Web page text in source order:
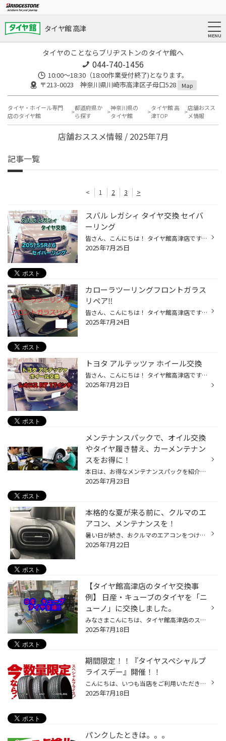
タイヤ館 高津
タイヤのことならブリヂストンのタイヤ館へ
044-740-1456
10:00～18:30（18:00作業受付終了)となります。
〒213-0023 神奈川県川崎市高津区子母口528
Map
タイヤ・ホイール専門
店のタイヤ館
都道府県か
ら探す
神奈川県の
タイヤ館
タイヤ館 高
津TOP
店舗おスス
メ情報
店舗おススメ情報 / 2025年7月
記事一覧
< 1 2 3 >
スバル レガシィ タイヤ交換 セイバ
ーリング
皆さん、こんにちは！ タイヤ館高津店です。 本日は、スバル レガシィのタイヤ交換をご紹介します。 交換前のタイヤは、溝は残っていますが少なめです。 年数経過もしています。 タイヤ交換の際に、車両からホイールを外したので ハブの防錆をします。 錆が発生していると、ボルトの欠損などにも繋...
2025年7月25日
カローラツーリングフロントガラス
リペア‼
皆さん、こんにちは！ タイヤ館高津店です 本日は、トヨタカローラツーリングのフロントガラスリペアです。 走っていた際に飛び石でフロントガラスに傷がついてしまい今回はリペア補修で直します。 当店ではフロントガラスのリペア補修を委託業者に行っておりますのでもしフロントガラスに飛び石な...
2025年7月24日
トヨタ アルテッツァ ホイール交換
皆さん、こんにちは！ タイヤ館高津店です 本日は、トヨタ アルテッツァのホイール交換です。 ホイールの劣化、メッキの剥がれがありましたので交換します。 タイヤも年数経過がありましたのでセットで交換します。 新しいホイールは、レオニスRT アルミホイールのお問合せお待ちしております。
2025年7月23日
メンテナンスパックで、オイル交換
やタイヤ履き替え、カーメンテナン
スをお得に！
本日は、お得なメンテナンスパックを紹介します。 メンテナンスパックって結構高額なイメージをお持ちのお客様も多いと思いますが、 コクピット・タイヤ館のメンテナンスパックは、 手軽に、日常的なおクルマのメンテナンスをカバーする内容になっておりますので、 是非、一度ご検討ください！ コク...
2025年7月23日
本格的な夏が来る前に、クルマのエ
アコン、メンテナンスを！
暑い日が続き、おクルマのエアコンをつける機会も増えてきていると思います。 今回は暑い夏に向けた、おクルマのエアコン向け、おススメ商品のご紹介です！ 【おクルマのエアコン、メンテナンスにオススメ商品！】 エアコンには、コンプレッサーという、エアコンを動かす心臓のようなものがあり、 ...
2025年7月22日
【タイヤ館高津店のタイヤ交換事
例】 日産・キューブのタイヤを「ニ
ューノ」に交換しました。
みなさまこんにちは、タイヤ館高津店のスタッフ、羽田野です。 当店のホームページをご覧いただきありがとうございます。 さて本日は日産・キューブのタイヤ交換をご紹介します。 お客さまご自身でタイヤの溝の状態を確認し、 かなりすり減っていると感じられ、当店にご来店。 タイヤの無料点検を行...
2025年7月18日
期間限定！！『タイヤスペシャルプ
ライスデー』開催！！
こんにちは、いつも当店をご利用いただきましてありがとうございます。 本日より、コクピット・タイヤ館におきまして、 期間限定！ サイズ限定！！ 数量限定！！！ お得にお買い求めいただける、「タイヤスペシャルプライスデー」がスタートします！ お得なタイヤのご紹介！！ ワゴンR、N-BOX、タン...
2025年7月18日
パンクしたときは。。。